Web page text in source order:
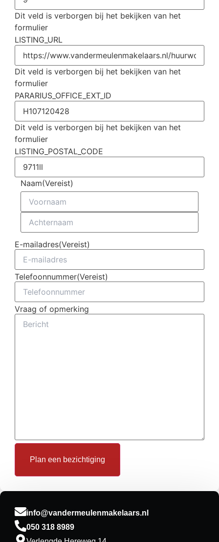
Dit veld is verborgen bij het bekijken van het
formulier
LISTING_URL
Dit veld is verborgen bij het bekijken van het
formulier
PARARIUS_OFFICE_EXT_ID
Dit veld is verborgen bij het bekijken van het
formulier
LISTING_POSTAL_CODE
Naam(Vereist)
E-mailadres(Vereist)
Telefoonnummer(Vereist)
Vraag of opmerking
Plan een bezichtiging
info@vandermeulenmakelaars.nl
050 318 8989